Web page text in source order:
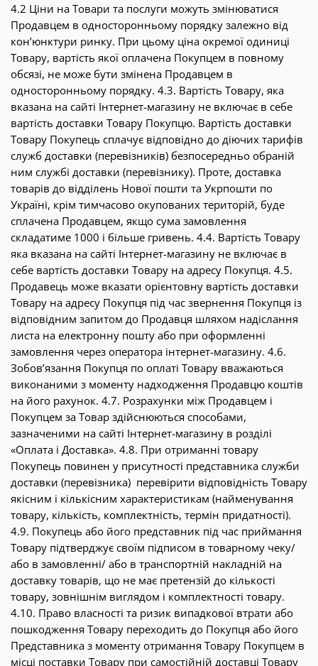
4.2 Ціни на Товари та послуги можуть змінюватися
Продавцем в односторонньому порядку залежно від
кон’юнктури ринку. При цьому ціна окремої одиниці
Товару, вартість якої оплачена Покупцем в повному
обсязі, не може бути змінена Продавцем в
односторонньому порядку. 4.3. Вартість Товару, яка
вказана на сайті Інтернет-магазину не включає в себе
вартість доставки Товару Покупцю. Вартість доставки
Товару Покупець сплачує відповідно до діючих тарифів
служб доставки (перевізників) безпосередньо обраній
ним службі доставки (перевізнику). Проте, доставка
товарів до відділень Нової пошти та Укрпошти по
Україні, крім тимчасово окупованих територій, буде
сплачена Продавцем, якщо сума замовлення
складатиме 1000 і більше гривень. 4.4. Вартість Товару
яка вказана на сайті Інтернет-магазину не включає в
себе вартість доставки Товару на адресу Покупця. 4.5.
Продавець може вказати орієнтовну вартість доставки
Товару на адресу Покупця під час звернення Покупця із
відповідним запитом до Продавця шляхом надіслання
листа на електронну пошту або при оформленні
замовлення через оператора інтернет-магазину. 4.6.
Зобов’язання Покупця по оплаті Товару вважаються
виконаними з моменту надходження Продавцю коштів
на його рахунок. 4.7. Розрахунки між Продавцем і
Покупцем за Товар здійснюються способами,
зазначеними на сайті Інтернет-магазину в розділі
«Оплата і Доставка». 4.8. При отриманні товару
Покупець повинен у присутності представника служби
доставки (перевізника) перевірити відповідність Товару
якісним і кількісним характеристикам (найменування
товару, кількість, комплектність, термін придатності).
4.9. Покупець або його представник під час приймання
Товару підтверджує своїм підписом в товарному чеку/
або в замовленні/ або в транспортній накладній на
доставку товарів, що не має претензій до кількості
товару, зовнішнім виглядом і комплектності товару.
4.10. Право власності та ризик випадкової втрати або
пошкодження Товару переходить до Покупця або його
Представника з моменту отримання Товару Покупцем в
місці поставки Товару при самостійній доставці Товару